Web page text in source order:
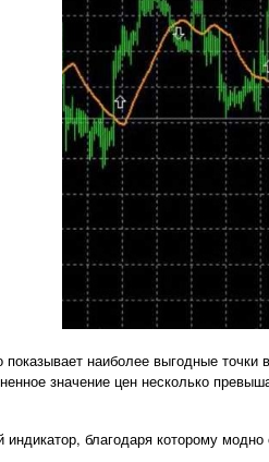
наиболее выгодные
значение цен несколько
благодаря которому